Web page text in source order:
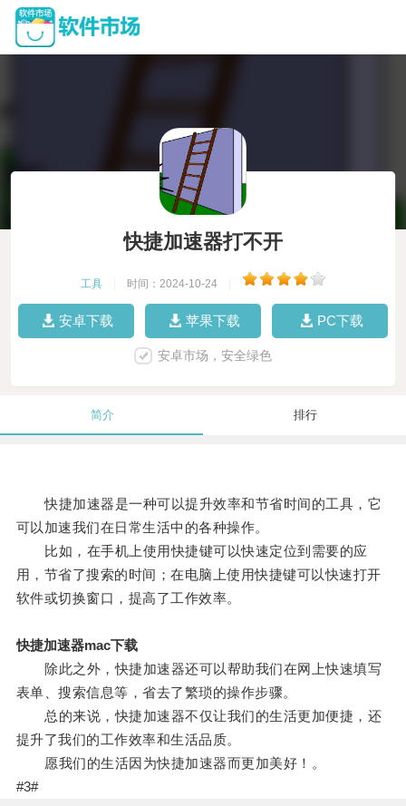
快捷加速器打不开
工具 时间：2024-10-24
安卓下载 苹果下载 PC下载
安卓市场，安全绿色
简介 排行
快捷加速器是一种可以提升效率和节省时间的工具，它
可以加速我们在日常生活中的各种操作。
比如，在手机上使用快捷键可以快速定位到需要的应
用，节省了搜索的时间；在电脑上使用快捷键可以快速打开
软件或切换窗口，提高了工作效率。
快捷加速器mac下载
除此之外，快捷加速器还可以帮助我们在网上快速填写
表单、搜索信息等，省去了繁琐的操作步骤。
总的来说，快捷加速器不仅让我们的生活更加便捷，还
提升了我们的工作效率和生活品质。
愿我们的生活因为快捷加速器而更加美好！。
#3#